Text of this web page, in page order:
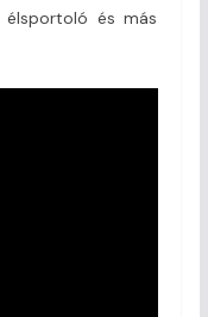
és más